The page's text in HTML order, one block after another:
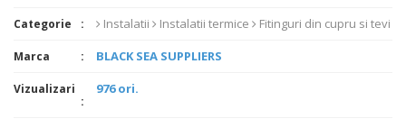
Categorie Instalatii Instalatii termice Fitinguri din cupru si tevi
Marca BLACK SEA SUPPLIERS
Vizualizari 976 ori.